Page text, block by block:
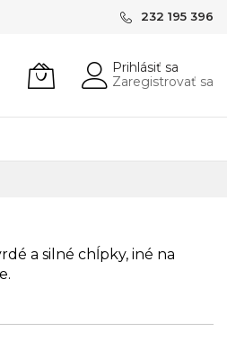
232 195 396
Prihlásiť sa
Zaregistrovať sa
a silné chĺpky, iné na